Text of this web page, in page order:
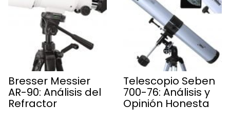
Bresser Messier
AR-90: Análisis del
Refractor
Telescopio Seben
700-76: Análisis y
Opinión Honesta